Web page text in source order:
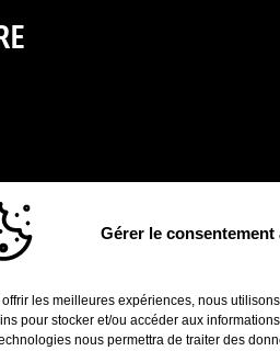
Gérer le consentement
offrir les meilleures expériences, nous
pour stocker et/ou accéder aux
nous permettra de traiter des